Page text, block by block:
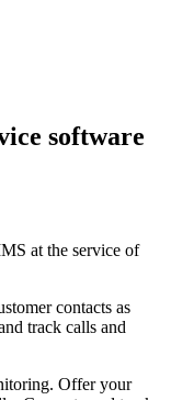
software
at the service of
contacts as
track calls and
Offer your